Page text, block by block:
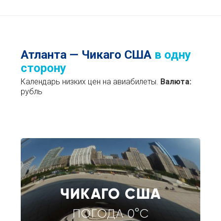
Атланта — Чикаго США в одну
сторону
Календарь низких цен на авиабилеты. Валюта:
рубль
ЧИКАГО США
ПОГОДА 0°C